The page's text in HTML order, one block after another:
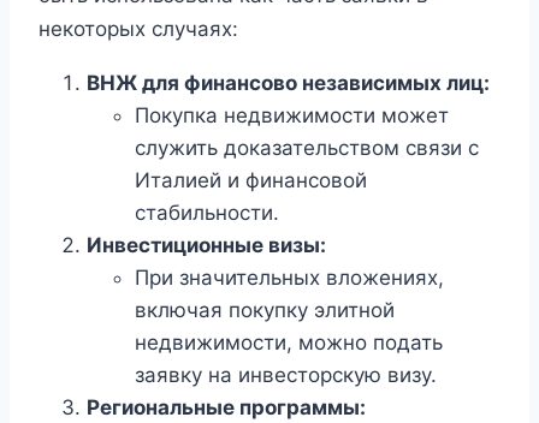
некоторых случаях:
ВНЖ для финансово независимых лиц:
Покупка недвижимости может
служить доказательством связи с
Италией и финансовой
стабильности.
Инвестиционные визы:
При значительных вложениях,
включая покупку элитной
недвижимости, можно подать
заявку на инвесторскую визу.
Региональные программы: